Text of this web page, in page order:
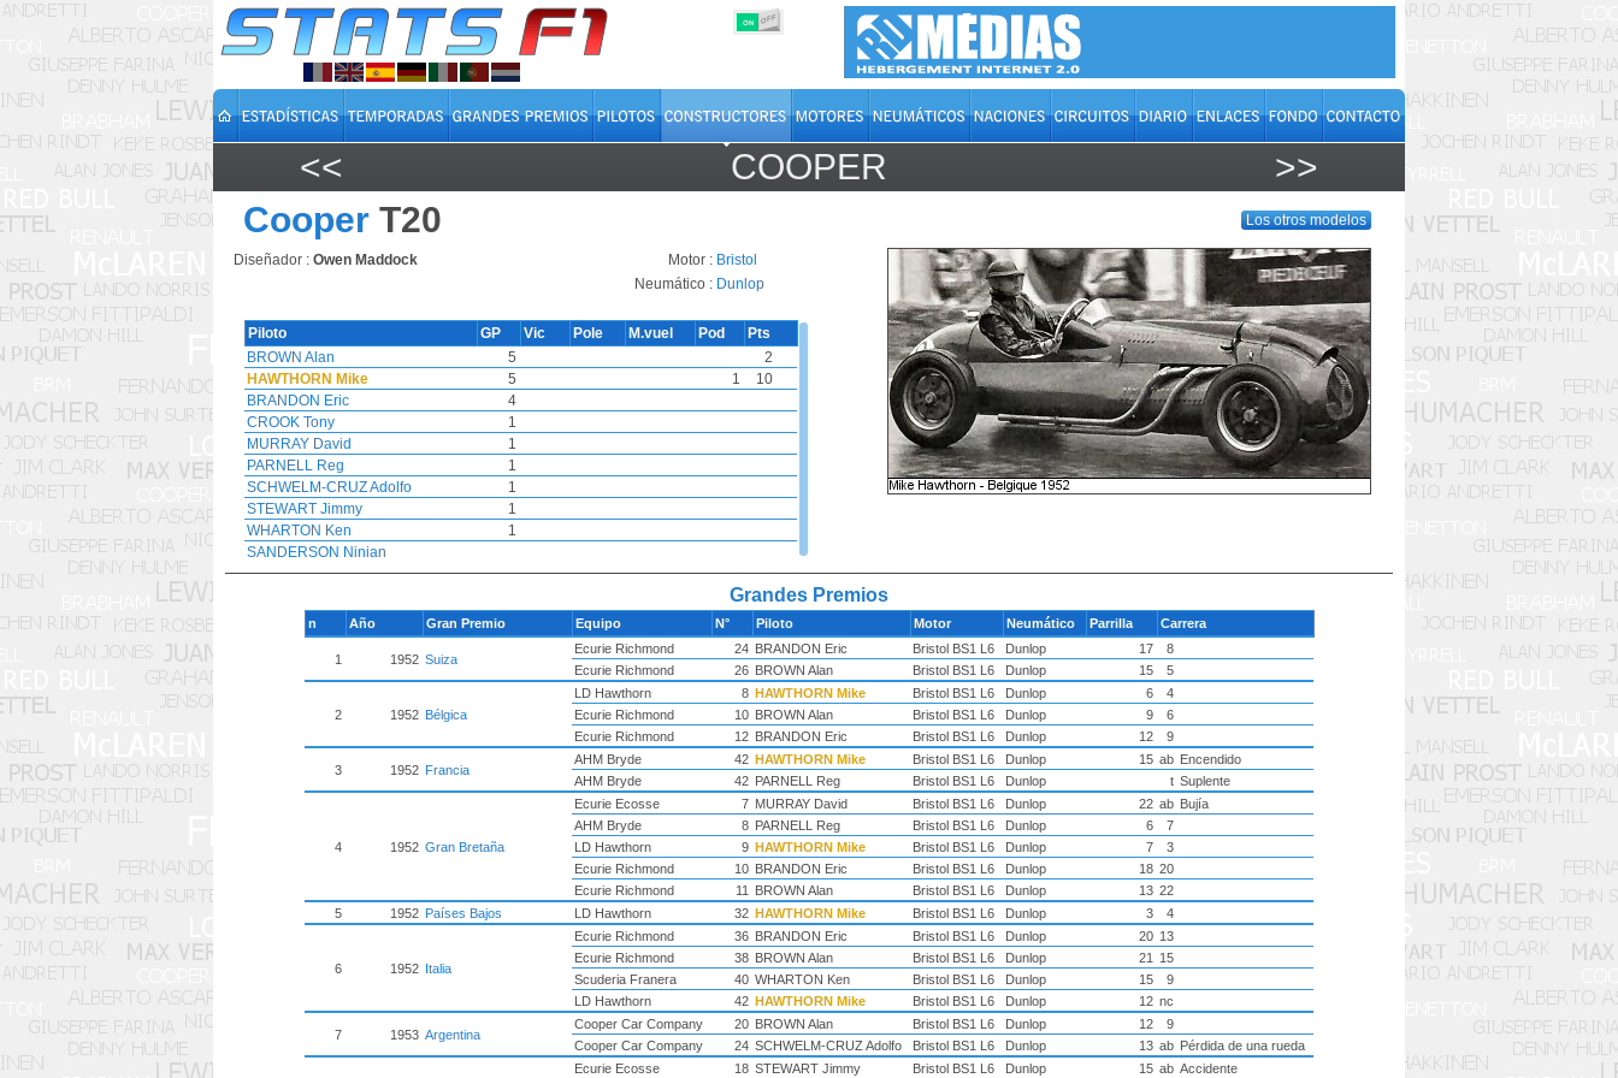
ON OFF
<< COOPER
>>
Cooper T20 Los otros modelos
Diseñador : Owen Maddock Motor : Bristol
Neumático : Dunlop
Piloto GP Vic Pole M.vuel Pod
Pts
BROWN Alan
5
2
HAWTHORN Mike
5 1
10
BRANDON Eric
4
CROOK Tony
1
MURRAY David
1
PARNELL Reg
1
SCHWELM-CRUZ Adolfo
1
STEWART Jimmy
1
WHARTON Ken
1
SANDERSON Ninian
Grandes Premios
n Año Gran Premio Equipo N° Piloto Motor Neumático Parrilla Carrera
1 1952 Suiza
Ecurie Richmond 24 BRANDON Eric Bristol BS1 L6 Dunlop 17
8
Ecurie Richmond
26 BROWN Alan Bristol BS1 L6 Dunlop 15 5
2 1952 Bélgica
LD Hawthorn 8 HAWTHORN Mike Bristol BS1 L6 Dunlop 6
4
Ecurie Richmond
10 BROWN Alan Bristol BS1 L6 Dunlop 9
6
Ecurie Richmond
12 BRANDON Eric Bristol BS1 L6 Dunlop 12 9
3 1952 Francia
AHM Bryde 42 HAWTHORN Mike Bristol BS1 L6 Dunlop 15 ab Encendido
AHM Bryde
42 PARNELL Reg Bristol BS1 L6 Dunlop t Suplente
4 1952 Gran Bretaña
Ecurie Ecosse 7 MURRAY David Bristol BS1 L6 Dunlop 22 ab Bujía
AHM Bryde
8 PARNELL Reg Bristol BS1 L6 Dunlop 6
7
LD Hawthorn
9 HAWTHORN Mike Bristol BS1 L6 Dunlop 7
3
Ecurie Richmond
10 BRANDON Eric Bristol BS1 L6 Dunlop 18 20
Ecurie Richmond
11 BROWN Alan Bristol BS1 L6 Dunlop 13 22
5
1952 Países Bajos LD Hawthorn 32 HAWTHORN Mike Bristol BS1 L6 Dunlop 3 4
6 1952 Italia
Ecurie Richmond 36 BRANDON Eric Bristol BS1 L6 Dunlop 20 13
Ecurie Richmond
38 BROWN Alan Bristol BS1 L6 Dunlop 21
15
Scuderia Franera
40 WHARTON Ken Bristol BS1 L6 Dunlop 15
9
LD Hawthorn
42 HAWTHORN Mike Bristol BS1 L6 Dunlop 12 nc
7 1953 Argentina
Cooper Car Company 20 BROWN Alan Bristol BS1 L6 Dunlop 12
9
Cooper Car Company
24 SCHWELM-CRUZ Adolfo Bristol BS1 L6 Dunlop 13 ab Pérdida de una rueda
Ecurie Ecosse
18 STEWART Jimmy Bristol BS1 L6 Dunlop 15 ab Accidente